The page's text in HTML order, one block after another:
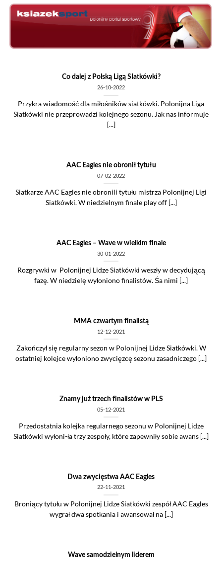
Skip
Co dalej z Polską Ligą SIatkówki?
26-10-2022
Przykra wiadomość dla miłośników siatkówki. Polonijna Liga
Siatkówki nie przeprowadzi kolejnego sezonu. Jak nas informuje
[...]
AAC Eagles nie obronił tytułu
07-02-2022
Siatkarze AAC Eagles nie obronili tytułu mistrza Polonijnej Ligi
Siatkówki. W niedzielnym finale play off [...]
AAC Eagles – Wave w wielkim finale
30-01-2022
Rozgrywki w Polonijnej Lidze Siatkówki weszły w decydującą
fazę. W niedzielę wyłoniono finalistów. Śa nimi [...]
MMA czwartym finalistą
12-12-2021
Zakończył się regularny sezon w Polonijnej Lidze Siatkówki. W
ostatniej kolejce wyłoniono zwycięzcę sezonu zasadniczego [...]
Znamy już trzech finalistów w PLS
05-12-2021
Przedostatnia kolejka regularnego sezonu w Polonijnej Lidze
Siatkówki wyłoni-ła trzy zespoły, które zapewniły sobie awans [...]
Dwa zwycięstwa AAC Eagles
22-11-2021
Broniący tytułu w Polonijnej Lidze Siatkówki zespół AAC Eagles
wygrał dwa spotkania i awansował na [...]
Wave samodzielnym liderem